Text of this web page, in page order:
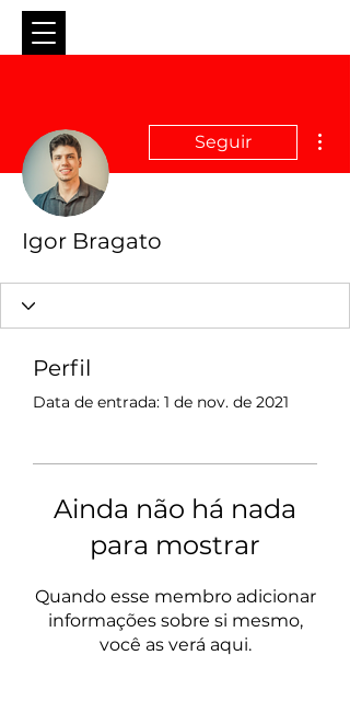
Seguir
Igor Bragato
Perfil
Data de entrada: 1 de nov. de 2021
Ainda não há nada
para mostrar
Quando esse membro adicionar
informações sobre si mesmo,
você as verá aqui.